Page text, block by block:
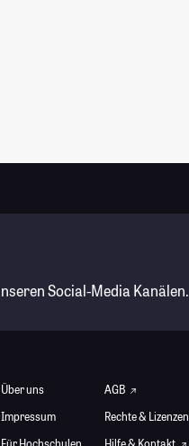
Social-Media Kanälen.
Über uns
Impressum
Für Hochschulen
AGB
Rechte & Lizenzen
Hilfe & Kontakt